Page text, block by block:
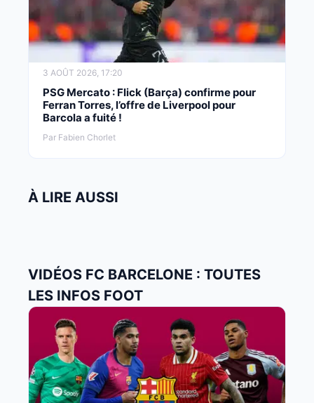
3 AOÛT 2026, 17:20
PSG Mercato : Flick (Barça) confirme pour
Ferran Torres, l’offre de Liverpool pour
Barcola a fuité !
Par Fabien Chorlet
À LIRE AUSSI
VIDÉOS FC BARCELONE : TOUTES
LES INFOS FOOT